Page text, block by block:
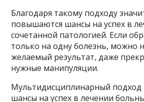
Благодаря такому подходу
повышаются шансы на успех в
сочетанной патологией. Если
только на одну болезнь, можно
желаемый результат, даже
нужные манипуляции.
Мультидисциплинарный
шансы на успех в лечении